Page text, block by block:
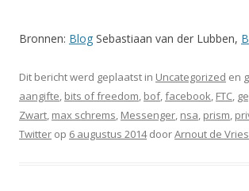
Bronnen: Blog Sebastiaan van der Lubben,
Dit bericht werd geplaatst in Uncategorized en
aangifte, bits of freedom, bof,facebook, FTC,
Zwart, max schrems, Messenger, nsa, prism,
Twitter op 6 augustus 2014doorArnout de Vries